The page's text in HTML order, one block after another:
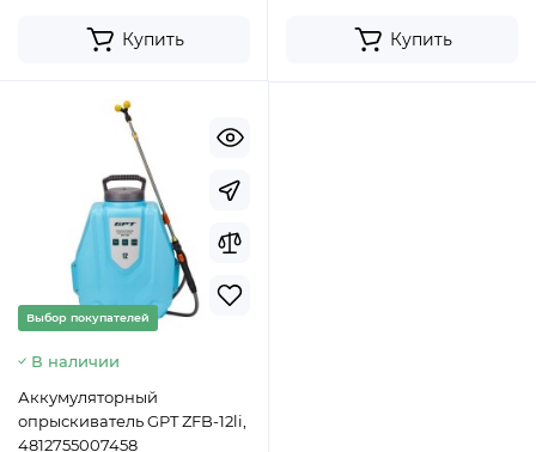
Купить Купить
Выбор покупателей
В наличии
Аккумуляторный
опрыскиватель GPT ZFB-12li,
4812755007458